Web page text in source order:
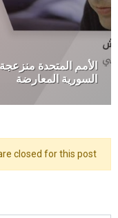
الأمم المتحدة
السورية المعارضة
closed for this post.